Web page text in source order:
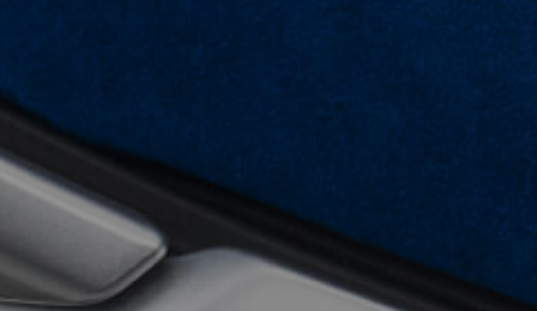
View now →
VÊTEMENTS
L'équipement du pilote